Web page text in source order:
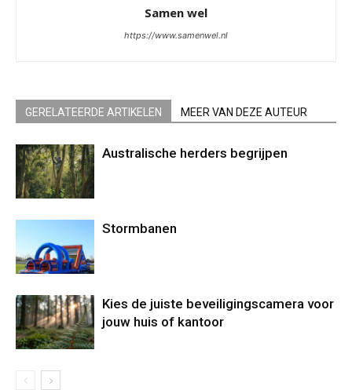
Samen wel
https://www.samenwel.nl
GERELATEERDE ARTIKELEN MEER VAN DEZE AUTEUR
Australische herders begrijpen
Stormbanen
Kies de juiste beveiligingscamera voor
jouw huis of kantoor